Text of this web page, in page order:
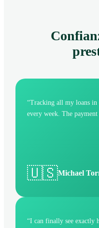
“Tracking all my loans in
every week. The
🇺🇸Michael
“I can finally see exactly